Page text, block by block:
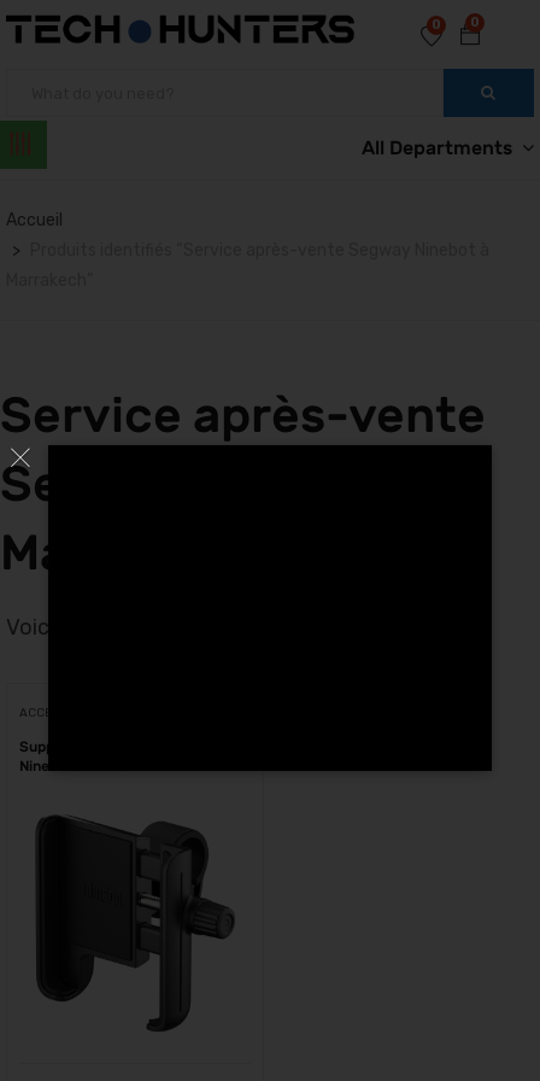
0
0
All Departments
Accueil
Service après-vente
Segway Ninebot à
Marrakech
Voici le seul résultat
ACCESSOIRES
Support de téléphone Segway
Ninebot au Maroc